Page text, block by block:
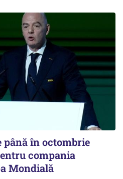
până în octombrie
compania
Mondială